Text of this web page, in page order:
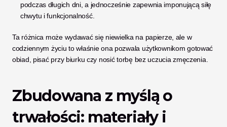
podczas długich dni, a jednocześnie zapewnia imponującą siłę
chwytu i funkcjonalność.
Ta różnica może wydawać się niewielka na papierze, ale w
codziennym życiu to właśnie ona pozwala użytkownikom gotować
obiad, pisać przy biurku czy nosić torbę bez uczucia zmęczenia.
Zbudowana z myślą o
trwałości: materiały i